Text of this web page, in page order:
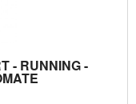
- RUNNING -